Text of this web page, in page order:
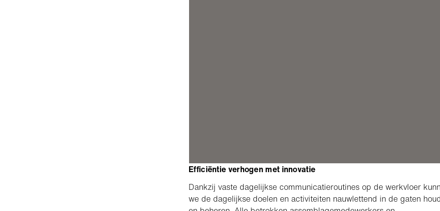
Efficiëntie verhogen met innovatie
Dankzij vaste dagelijkse communicatieroutines op de werkvloer
we de dagelijkse doelen en activiteiten nauwlettend in de gaten